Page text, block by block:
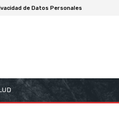
de Datos Personales